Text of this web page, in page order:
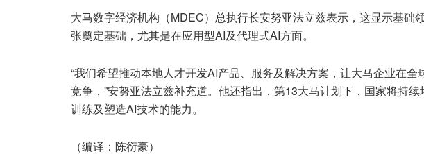
大马数字经济机构（MDEC）总执行长安努亚法立兹表示，这显示基础
张奠定基础，尤其是在应用型AI及代理式AI方面。
“我们希望推动本地人才开发AI产品、服务及解决方案，让大马企业在
竞争，”安努亚法立兹补充道。他还指出，第13大马计划下，国家将持续
训练及塑造AI技术的能力。
（编译：陈衍豪）